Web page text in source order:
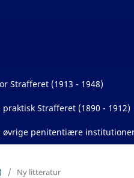
Strafferet (1913 - 1948)
Strafferet (1890 - 1912)
penitentiære institutioner
/ Ny litteratur